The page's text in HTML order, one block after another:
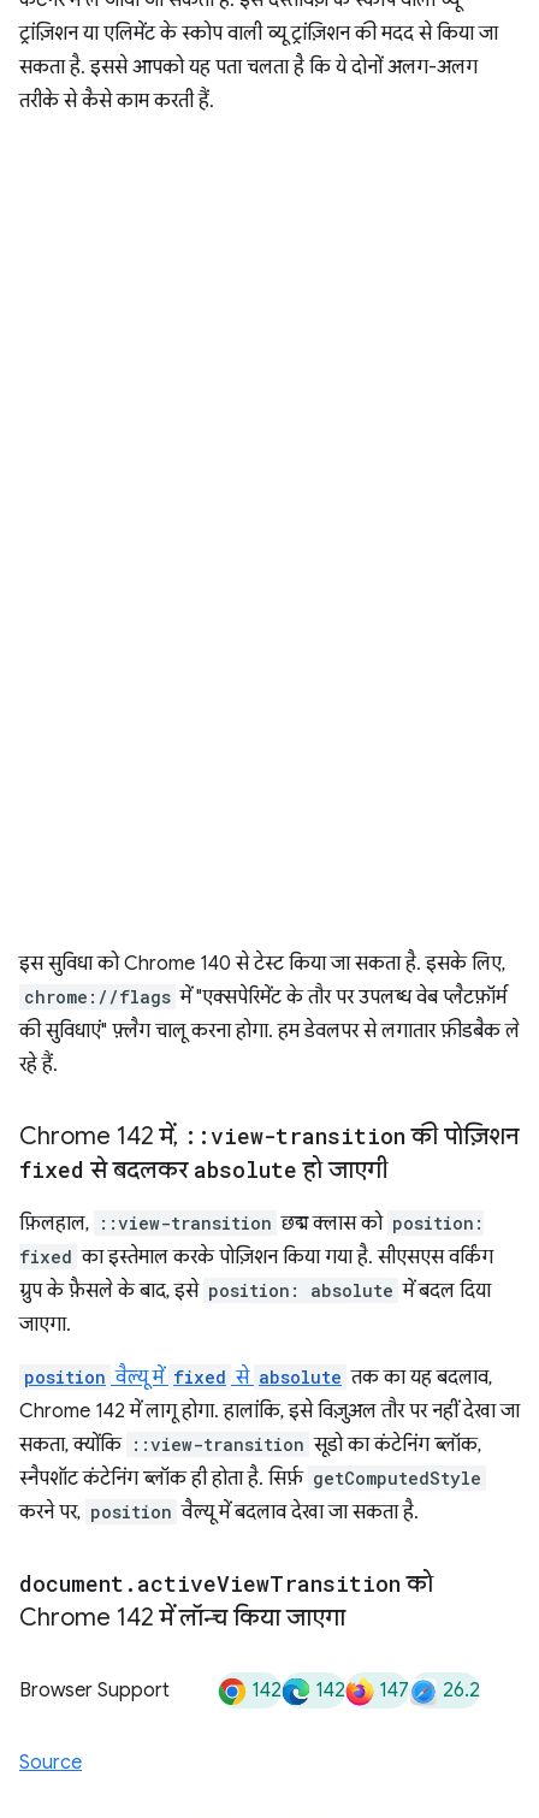
ट्रांज़िशन या एलिमेंट के स्कोप वाली व्यू ट्रांज़िशन की मदद से किया जा
सकता है. इससे आपको यह पता चलता है कि ये दोनों अलग-अलग
तरीके से कैसे काम करती हैं.
इस सुविधा को Chrome 140 से टेस्ट किया जा सकता है. इसके लिए,
chrome://flags में "एक्सपेरिमेंट के तौर पर उपलब्ध वेब प्लैटफ़ॉर्म
की सुविधाएं" फ़्लैग चालू करना होगा. हम डेवलपर से लगातार फ़ीडबैक ले
रहे हैं.
Chrome 142 में, :: view-transition की पोज़िशन
fixed से बदलकर absolute हो जाएगी
फ़िलहाल, ::view-transition छद्म क्लास को position:
fixed का इस्तेमाल करके पोज़िशन किया गया है. सीएसएस वर्किंग
ग्रुप के फ़ैसले के बाद, इसे position: absolute में बदल दिया
जाएगा.
position वैल्यू में fixed से absolute तक का यह बदलाव,
Chrome 142 में लागू होगा. हालांकि, इसे विज़ुअल तौर पर नहीं देखा जा
सकता, क्योंकि ::view-transition सूडो का कंटेनिंग ब्लॉक,
स्नैपशॉट कंटेनिंग ब्लॉक ही होता है. सिर्फ़ getComputedStyle
करने पर, position वैल्यू में बदलाव देखा जा सकता है.
document . activeViewTransition को
Chrome 142 में लॉन्च किया जाएगा
Browser Support 142 142 147 26.2
Source